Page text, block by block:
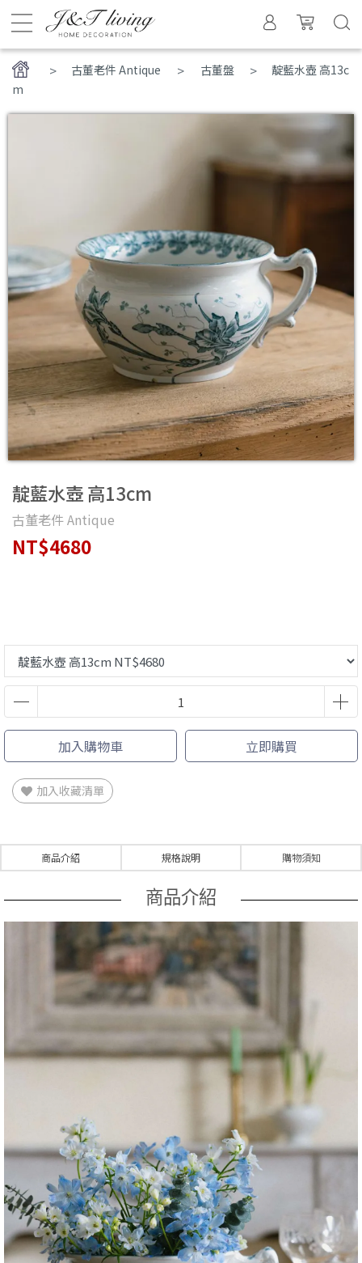
古董老件 Antique > 古董盤
靛藍水壺 高13c
m
靛藍水壺 高13cm
古董老件 Antique
NT$4680
加入購物車 立即購買
加入收藏清單
商品介紹 規格說明 購物須知
商品介紹